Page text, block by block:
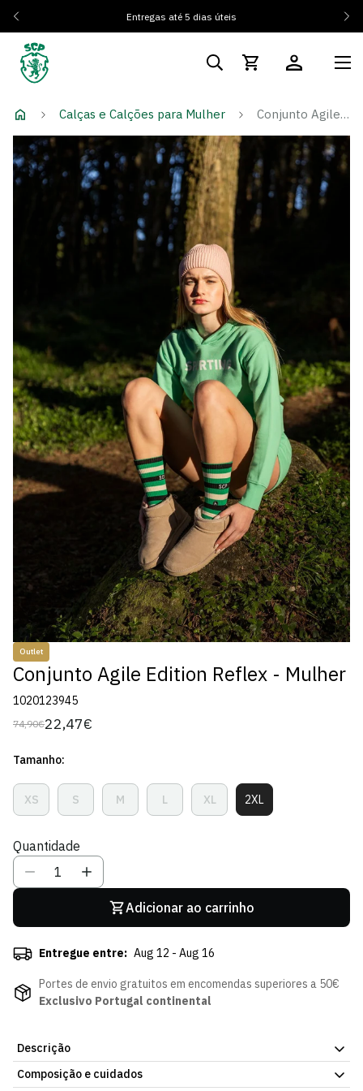
Entregas até 5 dias úteis
Calças e Calções para Mulher Conjunto Agile Edition Reflex - Mulher
Outlet
Conjunto Agile Edition Reflex - Mulher
1020123945
Preço
74,90€
Preço
venda
22,47€
Tamanho:
XSVariante
Esgotada
Indisponível
SVariante
Esgotada
Indisponível
MVariante
Esgotada
LVariante
Esgotada
XL
Variante
Esgotada
2XLVariante
Esgotada
Quantidade
Adicionar ao carrinho
Entregue entre: Aug 12 - Aug 16
Portes de envio gratuitos em encomendas superiores a 50€
Exclusivo Portugal continental
Descrição
Conjunto Agile Edition Reflex - Mulher, para bebé, da Loja Verde
Composição e cuidados